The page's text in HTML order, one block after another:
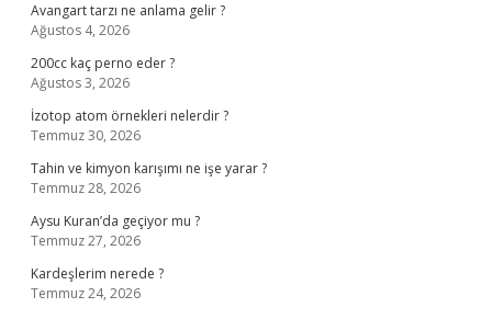
Avangart tarzı ne anlama gelir ?
Ağustos 4, 2026
200cc kaç perno eder ?
Ağustos 3, 2026
İzotop atom örnekleri nelerdir ?
Temmuz 30, 2026
Tahin ve kimyon karışımı ne işe yarar ?
Temmuz 28, 2026
Aysu Kuran’da geçiyor mu ?
Temmuz 27, 2026
Kardeşlerim nerede ?
Temmuz 24, 2026